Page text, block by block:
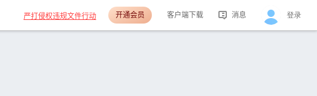
严打侵权违规文件行动 开通会员 客户端下载 消息 登录